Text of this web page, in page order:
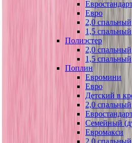
Евро
2,0 спальный
1,5 спальный
Полиэстер
2,0 спальный
1,5 спальный
Поплин
Евромини
Евро
Детский в
2,0 спальный
Семейный
Евромакси